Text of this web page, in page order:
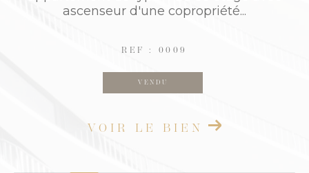
nnel Croix Rousse. Au 5ème étage/6...
REF : 690
VENDU
VOIR LE BIEN